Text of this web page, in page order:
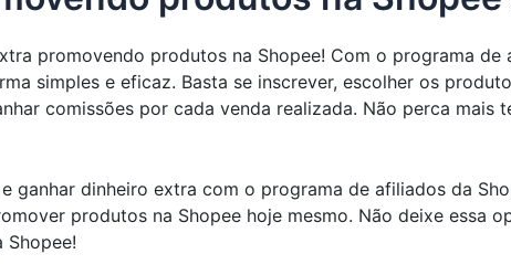
promovendo produtos na Shopee! Com o programa
simples e eficaz. Basta se inscrever, escolher os
comissões por cada venda realizada. Não perca mais
ganhar dinheiro extra com o programa de afiliados da
produtos na Shopee hoje mesmo. Não deixe essa
Shopee!